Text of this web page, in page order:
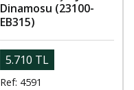
Dinamosu (23100-
EB315)
5.710 TL
Ref: 4591